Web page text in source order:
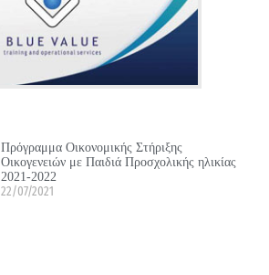
Πρόγραμμα Οικονομικής Στήριξης
Οικογενειών με Παιδιά Προσχολικής ηλικίας
2021-2022
22/07/2021